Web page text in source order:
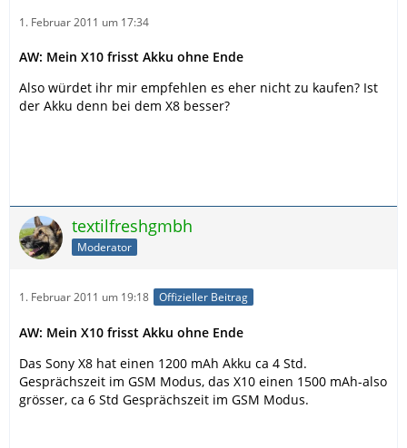
1. Februar 2011 um 17:34
AW: Mein X10 frisst Akku ohne Ende
Also würdet ihr mir empfehlen es eher nicht zu kaufen? Ist
der Akku denn bei dem X8 besser?
textilfreshgmbh
Moderator
1. Februar 2011 um 19:18 Offizieller Beitrag
AW: Mein X10 frisst Akku ohne Ende
Das Sony X8 hat einen 1200 mAh Akku ca 4 Std.
Gesprächszeit im GSM Modus, das X10 einen 1500 mAh-also
grösser, ca 6 Std Gesprächszeit im GSM Modus.